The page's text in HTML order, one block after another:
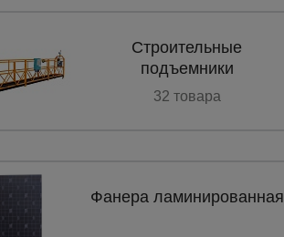
Строительные
подъемники
32 товарa
Фанера ламинированная